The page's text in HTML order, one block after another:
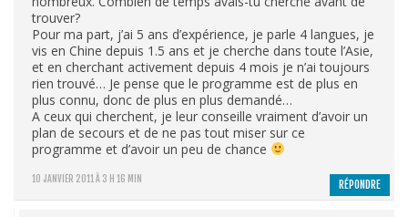
10 JANVIER 2011 À 3 H 16 MIN
trouver?
Pour ma part, j’ai 5 ans d’expérience, je parle 4 langues, je
vis en Chine depuis 1.5 ans et je cherche dans toute l’Asie,
et en cherchant activement depuis 4 mois je n’ai toujours
rien trouvé… Je pense que le programme est de plus en
plus connu, donc de plus en plus demandé…
A ceux qui cherchent, je leur conseille vraiment d’avoir un
plan de secours et de ne pas tout miser sur ce
programme et d’avoir un peu de chance
RÉPONDRE